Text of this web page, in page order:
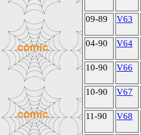
09-89 V63
04-90 V64
10-90 V66
10-90 V67
11-90 V68